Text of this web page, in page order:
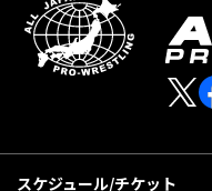
スケジュール/チケット